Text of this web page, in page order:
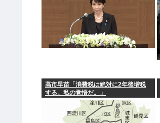
高市早苗「消費税は絶対に2年後増税
する。私の覚悟だ。」